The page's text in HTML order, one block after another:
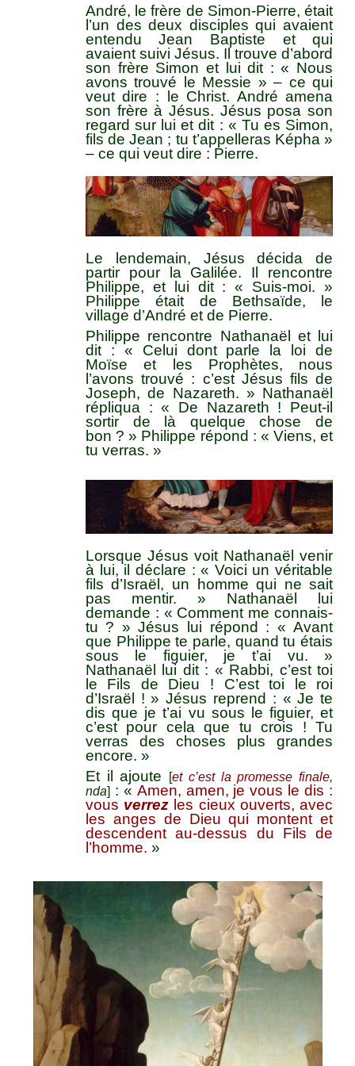
André, le frère de Simon-Pierre, était
l’un des deux disciples qui avaient
entendu Jean Baptiste et qui
avaient suivi Jésus. Il trouve d’abord
son frère Simon et lui dit : « Nous
avons trouvé le Messie » – ce qui
veut dire : le Christ. André amena
son frère à Jésus. Jésus posa son
regard sur lui et dit : « Tu es Simon,
fils de Jean ; tu t’appelleras Képha »
– ce qui veut dire : Pierre.
Le lendemain, Jésus décida de
partir pour la Galilée. Il rencontre
Philippe, et lui dit : « Suis-moi. »
Philippe était de Bethsaïde, le
village d’André et de Pierre.
Philippe rencontre Nathanaël et lui
dit : « Celui dont parle la loi de
Moïse et les Prophètes, nous
l’avons trouvé : c’est Jésus fils de
Joseph, de Nazareth. » Nathanaël
répliqua : « De Nazareth ! Peut-il
sortir de là quelque chose de
bon ? » Philippe répond : « Viens, et
tu verras. »
Lorsque Jésus voit Nathanaël venir
à lui, il déclare : « Voici un véritable
fils d’Israël, un homme qui ne sait
pas mentir. » Nathanaël lui
demande : « Comment me connais-
tu ? » Jésus lui répond : « Avant
que Philippe te parle, quand tu étais
sous le figuier, je t’ai vu. »
Nathanaël lui dit : « Rabbi, c’est toi
le Fils de Dieu ! C’est toi le roi
d’Israël ! » Jésus reprend : « Je te
dis que je t’ai vu sous le figuier, et
c’est pour cela que tu crois ! Tu
verras des choses plus grandes
encore. »
Et il ajoute
[et c’est la promesse finale,
nda]: « Amen, amen, je vous le dis :
vous verrez les cieux ouverts, avec
les anges de Dieu qui montent et
descendent au-dessus du Fils de
l’homme. »